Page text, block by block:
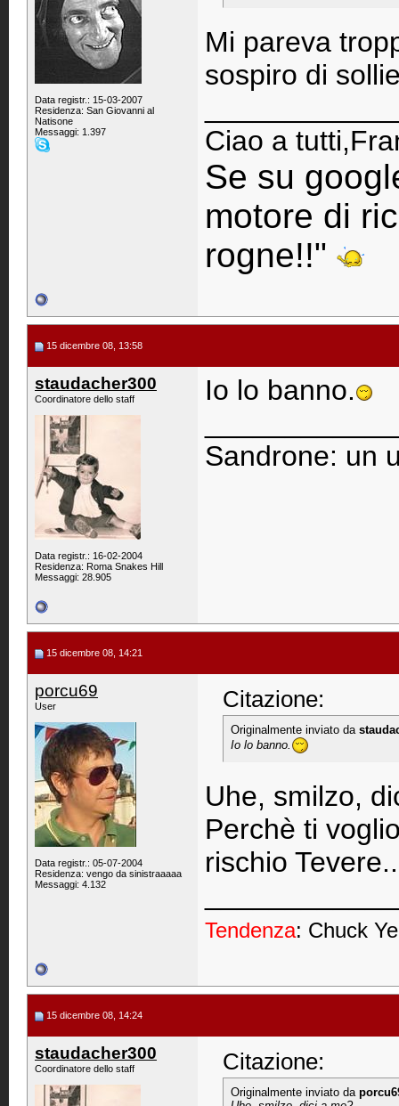
Data registr.: 15-03-2007
Residenza: San Giovanni al
Natisone
Messaggi: 1.397
Mi pareva
sospiro di
Ciao a
Se su
motore di
rogne!!"
15 dicembre 08, 13:58
staudacher300
Coordinatore dello staff
Data registr.: 16-02-2004
Residenza: Roma Snakes Hill
Messaggi: 28.905
Io lo banno.
Sandrone: un
15 dicembre 08, 14:21
porcu69
User
Data registr.: 05-07-2004
Residenza: vengo da sinistraaaaa
Messaggi: 4.132
Citazione:
Originalmente inviato da
Io lo banno.
Uhe, smilzo,
Perchè ti
rischio
Tendenza: Chuck
15 dicembre 08, 14:24
staudacher300
Coordinatore dello staff Citazione:
Originalmente inviato da